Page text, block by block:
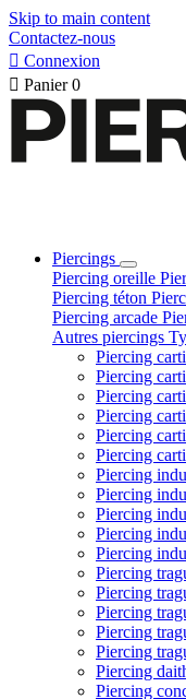
Skip to main content
Contactez-nous
 Connexion
 Panier 0
Piercings
Piercing oreille
Piercing téton
Piercing arcade
Autres piercings
Piercing
Piercing
Piercing
Piercing
Piercing
Piercing
Piercing
Piercing
Piercing
Piercing
Piercing
Piercing
Piercing
Piercing
Piercing
Piercing
Piercing
Piercing